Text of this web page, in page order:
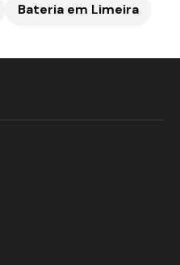
Bateria em Limeira